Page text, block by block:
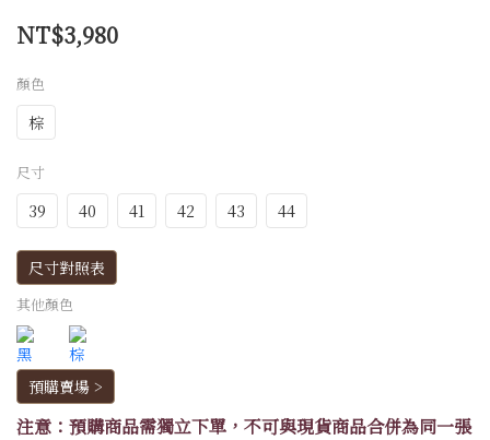
NT$3,980
顏色
棕
尺寸
39 40 41 42 43 44
尺寸對照表
其他顏色
預購賣場 >
注意：預購商品需獨立下單，不可與現貨商品合併為同一張